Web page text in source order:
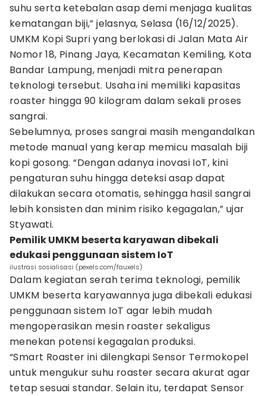
suhu serta ketebalan asap demi menjaga kualitas
kematangan biji,” jelasnya, Selasa (16/12/2025).
UMKM Kopi Supri yang berlokasi di Jalan Mata Air
Nomor 18, Pinang Jaya, Kecamatan Kemiling, Kota
Bandar Lampung, menjadi mitra penerapan
teknologi tersebut. Usaha ini memiliki kapasitas
roaster hingga 90 kilogram dalam sekali proses
sangrai.
Sebelumnya, proses sangrai masih mengandalkan
metode manual yang kerap memicu masalah biji
kopi gosong. “Dengan adanya inovasi IoT, kini
pengaturan suhu hingga deteksi asap dapat
dilakukan secara otomatis, sehingga hasil sangrai
lebih konsisten dan minim risiko kegagalan,” ujar
Styawati.
Pemilik UMKM beserta karyawan dibekali
edukasi penggunaan sistem IoT
ilustrasi sosialisasi (pexels.com/fauxels)
Dalam kegiatan serah terima teknologi, pemilik
UMKM beserta karyawannya juga dibekali edukasi
penggunaan sistem IoT agar lebih mudah
mengoperasikan mesin roaster sekaligus
menekan potensi kegagalan produksi.
“Smart Roaster ini dilengkapi Sensor Termokopel
untuk mengukur suhu roaster secara akurat agar
tetap sesuai standar. Selain itu, terdapat Sensor